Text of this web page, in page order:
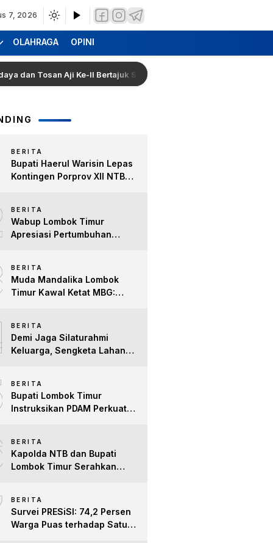
7, 2026
OLAHRAGA OPINI
Tosan Aji Ke-II Bertajuk Samuhita Sakre
BERITA
Bupati Haerul Warisin Lepas
Kontingen Porprov XII NTB
untuk Lombok Timur
BERITA
Wabup Lombok Timur
Apresiasi Pertumbuhan
Difabel
BERITA
Muda Mandalika Lombok
Timur Kawal Ketat MBG:
BERITA
Demi Jaga Silaturahmi
Keluarga, Sengketa Lahan
BERITA
Bupati Lombok Timur
Instruksikan PDAM Perkuat
Terpenuhi
BERITA
Kapolda NTB dan Bupati
Lombok Timur Serahkan
Kepedulian Sosial
BERITA
Survei PRESiSI: 74,2 Persen
Warga Puas terhadap Satu